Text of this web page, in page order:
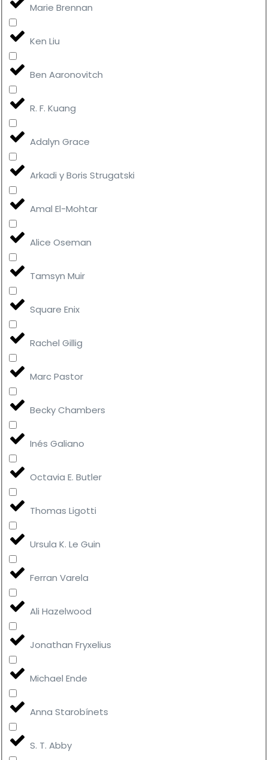
Marie Brennan
Ken Liu
Ben Aaronovitch
R. F. Kuang
Adalyn Grace
Arkadi y Boris Strugatski
Amal El-Mohtar
Alice Oseman
Tamsyn Muir
Square Enix
Rachel Gillig
Marc Pastor
Becky Chambers
Inés Galiano
Octavia E. Butler
Thomas Ligotti
Ursula K. Le Guin
Ferran Varela
Ali Hazelwood
Jonathan Fryxelius
Michael Ende
Anna Starobínets
S. T. Abby